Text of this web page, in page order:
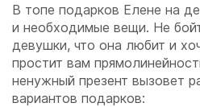
В топе подарков Елене на
и необходимые вещи. Не
девушки, что она любит и
простит вам
ненужный презент вызовет
вариантов подарков: